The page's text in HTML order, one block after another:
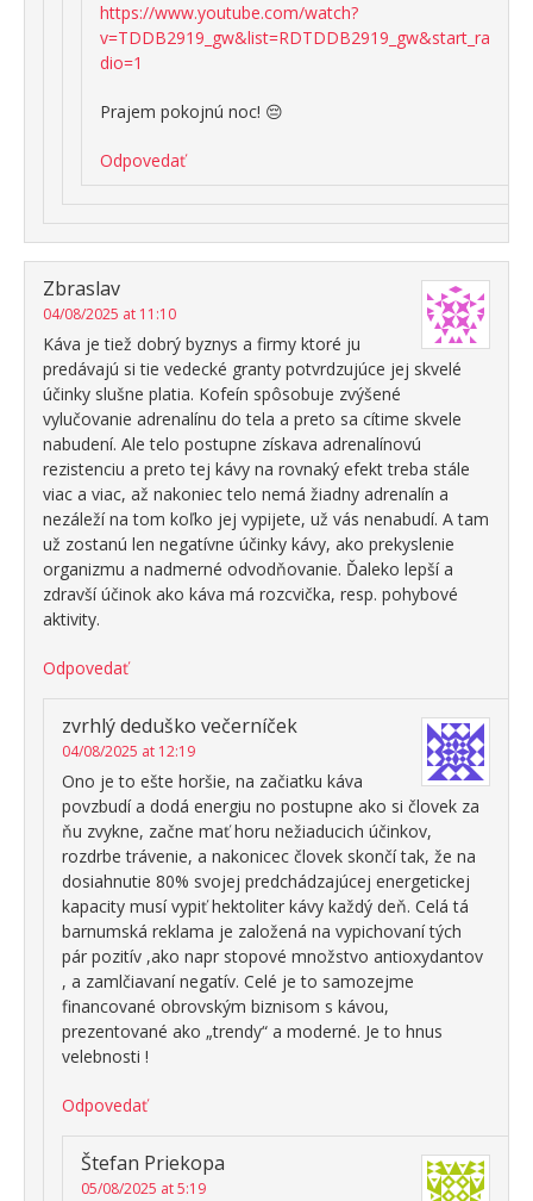
https://www.youtube.com/watch?
v=TDDB2919_gw&list=RDTDDB2919_gw&start_ra
dio=1
Prajem pokojnú noc! 😔
Odpovedať
Zbraslav
04/08/2025 at 11:10
Káva je tiež dobrý byznys a firmy ktoré ju
predávajú si tie vedecké granty potvrdzujúce jej skvelé
účinky slušne platia. Kofeín spôsobuje zvýšené
vylučovanie adrenalínu do tela a preto sa cítime skvele
nabudení. Ale telo postupne získava adrenalínovú
rezistenciu a preto tej kávy na rovnaký efekt treba stále
viac a viac, až nakoniec telo nemá žiadny adrenalín a
nezáleží na tom koľko jej vypijete, už vás nenabudí. A tam
už zostanú len negatívne účinky kávy, ako prekyslenie
organizmu a nadmerné odvodňovanie. Ďaleko lepší a
zdravší účinok ako káva má rozcvička, resp. pohybové
aktivity.
Odpovedať
zvrhlý deduško večerníček
04/08/2025 at 12:19
Ono je to ešte horšie, na začiatku káva
povzbudí a dodá energiu no postupne ako si človek za
ňu zvykne, začne mať horu nežiaducich účinkov,
rozdrbe trávenie, a nakonicec človek skončí tak, že na
dosiahnutie 80% svojej predchádzajúcej energetickej
kapacity musí vypiť hektoliter kávy každý deň. Celá tá
barnumská reklama je založená na vypichovaní tých
pár pozitív ,ako napr stopové množstvo antioxydantov
, a zamlčiavaní negatív. Celé je to samozejme
financované obrovským biznisom s kávou,
prezentované ako „trendy“ a moderné. Je to hnus
velebnosti !
Odpovedať
Štefan Priekopa
05/08/2025 at 5:19